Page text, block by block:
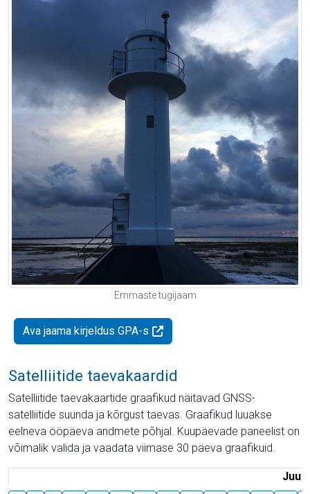
Emmaste tugijaam
Ava jaama kirjeldus GPA-s
Satelliitide taevakaardid
Satelliitide taevakaartide graafikud näitavad GNSS-
satelliitide suunda ja kõrgust taevas. Graafikud luuakse
eelneva ööpäeva andmete põhjal. Kuupäevade paneelist on
võimalik valida ja vaadata viimase 30 päeva graafikuid.
Juuli